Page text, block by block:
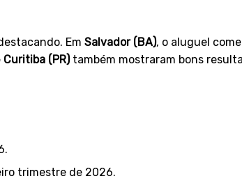
Em Salvador (BA), o aluguel
Curitiba (PR)também mostraram bons
trimestre de 2026.